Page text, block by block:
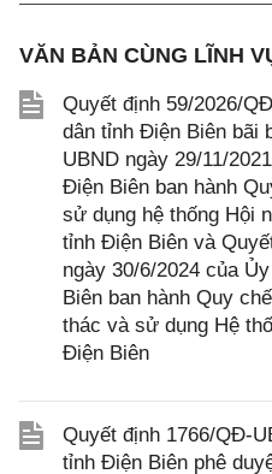
VĂN BẢN CÙNG LĨNH
Quyết định 59/2026/
dân tỉnh Điện Biên bãi
UBND ngày 29/11/
Điện Biên ban hành
sử dụng hệ thống Hội
tỉnh Điện Biên và
ngày 30/6/2024 của
Biên ban hành Quy
thác và sử dụng Hệ
Điện Biên
Quyết định 1766/QĐ-
tỉnh Điện Biên phê